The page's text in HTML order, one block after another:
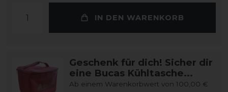
IN DEN WARENKORB
Geschenk für dich! Sicher dir
eine Bucas Kühltasche...
Ab einem Warenkorbwert von 100,00 €